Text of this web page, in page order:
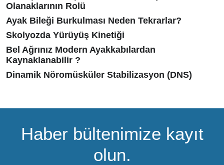
Olanaklarının Rolü
Ayak Bileği Burkulması Neden Tekrarlar?
Skolyozda Yürüyüş Kinetiği
Bel Ağrınız Modern Ayakkabılardan
Kaynaklanabilir ?
Dinamik Nöromüsküler Stabilizasyon (DNS)
Haber bültenimize kayıt
olun.